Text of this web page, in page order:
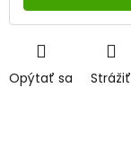
Opýtať sa Strážiť